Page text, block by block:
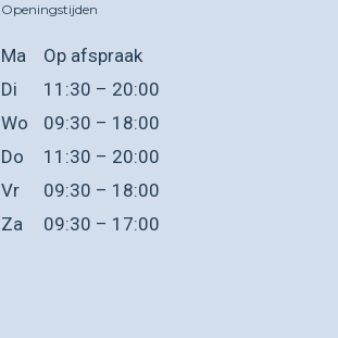
Openingstijden
Ma Op afspraak
Di
11:30 – 20:00
Wo
09:30 – 18:00
Do
11:30 – 20:00
Vr
09:30 – 18:00
Za
09:30 – 17:00